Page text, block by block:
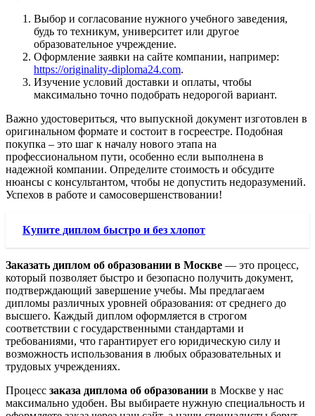
Выбор и согласование нужного учебного заведения,
будь то техникум, университет или другое
образовательное учреждение.
Оформление заявки на сайте компании, например:
https://originality-diploma24.com.
Изучение условий доставки и оплаты, чтобы
максимально точно подобрать недорогой вариант.
Важно удостовериться, что выпускной документ изготовлен в
оригинальном формате и состоит в госреестре. Подобная
покупка – это шаг к началу нового этапа на
профессиональном пути, особенно если выполнена в
надежной компании. Определите стоимость и обсудите
нюансы с консультантом, чтобы не допустить недоразумений.
Успехов в работе и самосовершенствовании!
Купите диплом быстро и без хлопот
Заказать диплом об образовании в Москве — это процесс,
который позволяет быстро и безопасно получить документ,
подтверждающий завершение учебы. Мы предлагаем
дипломы различных уровней образования: от среднего до
высшего. Каждый диплом оформляется в строгом
соответствии с государственными стандартами и
требованиями, что гарантирует его юридическую силу и
возможность использования в любых образовательных и
трудовых учреждениях.
Процесс заказа диплома об образовании в Москве у нас
максимально удобен. Вы выбираете нужную специальность и